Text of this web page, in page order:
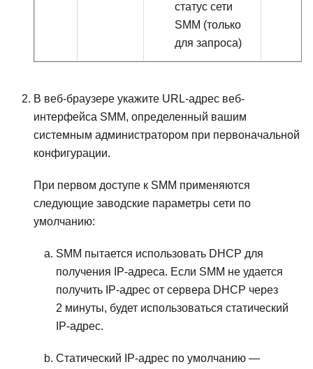
статус сети
SMM (только
для запроса)
В веб-браузере укажите URL-адрес веб-
интерфейса SMM, определенный вашим
системным администратором при первоначальной
конфигурации.
При первом доступе к SMM применяются
следующие заводские параметры сети по
умолчанию:
SMM пытается использовать DHCP для
получения IP-адреса. Если SMM не удается
получить IP-адрес от сервера DHCP через
2 минуты, будет использоваться статический
IP-адрес.
Статический IP-адрес по умолчанию —